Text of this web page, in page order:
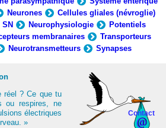
Neurones
Cellules gliales (névroglie)
Neurophysiologie
Potentiels
membranaires
Transporteurs
Neurotransmetteurs Synapses
Contact
réel ? Ce que tu
ou respires, ne
électriques
»